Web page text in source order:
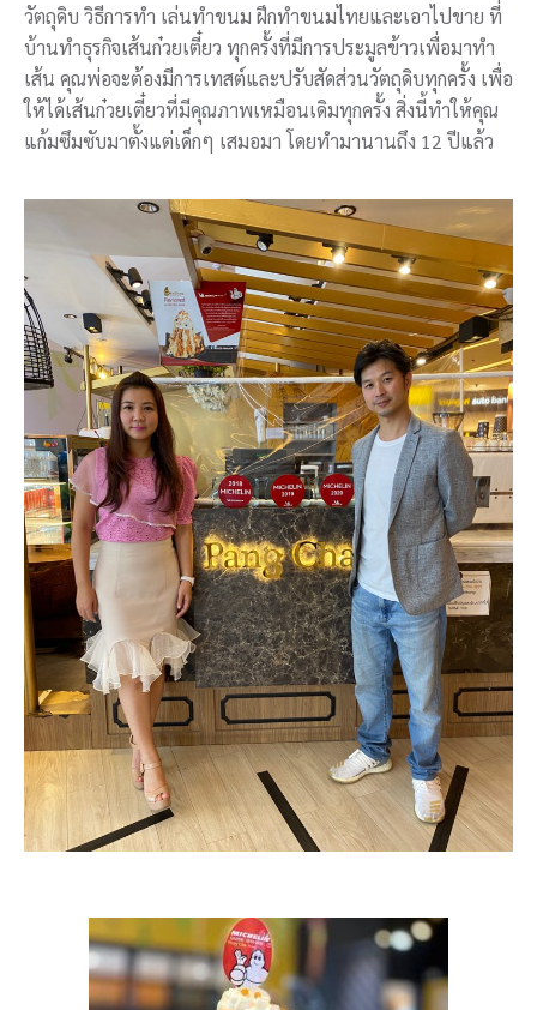
วัตถุดิบ วิธีการทำ เล่นทำขนม ฝึกทำขนมไทยและเอาไปขาย ที่
บ้านทำธุรกิจเส้นก๋วยเตี๋ยว ทุกครั้งที่มีการประมูลข้าวเพื่อมาทำ
เส้น คุณพ่อจะต้องมีการเทสต์และปรับสัดส่วนวัตถุดิบทุกครั้ง เพื่อ
ให้ได้เส้นก๋วยเตี๋ยวที่มีคุณภาพเหมือนเดิมทุกครั้ง สิ่งนี้ทำให้คุณ
แก้มซึมซับมาตั้งแต่เด็กๆ เสมอมา โดยทำมานานถึง 12 ปีแล้ว